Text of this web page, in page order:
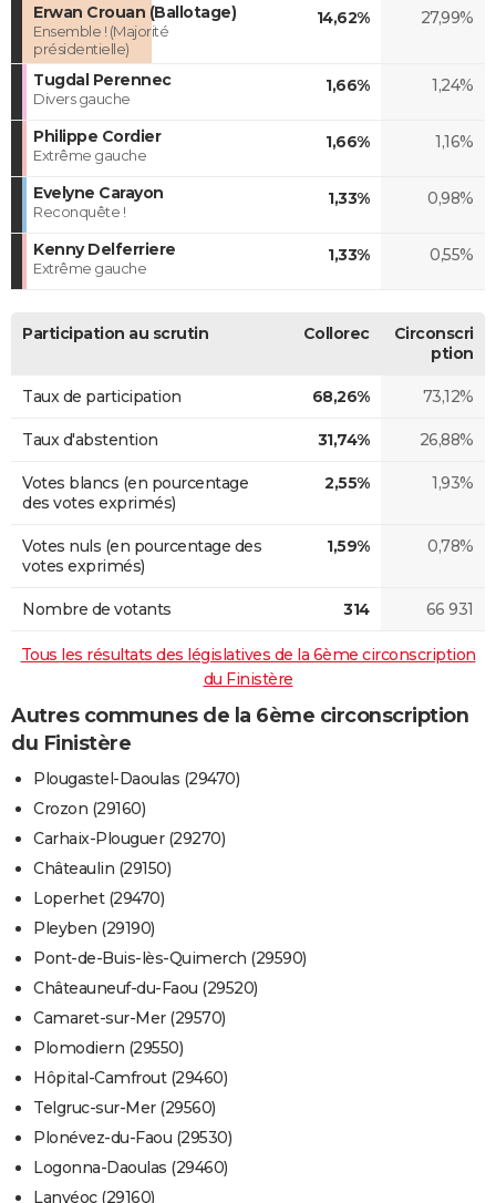
Erwan Crouan (Ballotage)
Ensemble ! (Majorité
présidentielle)
14,62% 27,99%
Tugdal Perennec
Divers gauche
1,66% 1,24%
Philippe Cordier
Extrême gauche
1,66% 1,16%
Evelyne Carayon
Reconquête !
1,33% 0,98%
Kenny Delferriere
Extrême gauche
1,33% 0,55%
Participation au scrutin Collorec
Circonscri
ption
Taux de participation 68,26% 73,12%
Taux d'abstention 31,74% 26,88%
Votes blancs (en pourcentage
des votes exprimés)
2,55% 1,93%
Votes nuls (en pourcentage des
votes exprimés)
1,59% 0,78%
Nombre de votants 314 66 931
Tous les résultats des législatives de la 6ème circonscription
du Finistère
Autres communes de la 6ème circonscription
du Finistère
Plougastel-Daoulas (29470)
Crozon (29160)
Carhaix-Plouguer (29270)
Châteaulin (29150)
Loperhet (29470)
Pleyben (29190)
Pont-de-Buis-lès-Quimerch (29590)
Châteauneuf-du-Faou (29520)
Camaret-sur-Mer (29570)
Plomodiern (29550)
Hôpital-Camfrout (29460)
Telgruc-sur-Mer (29560)
Plonévez-du-Faou (29530)
Logonna-Daoulas (29460)
Lanvéoc (29160)